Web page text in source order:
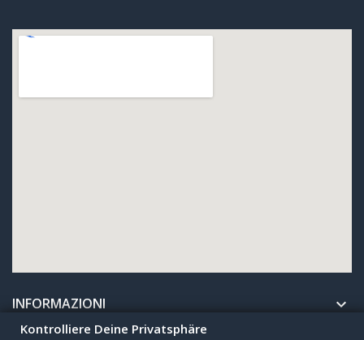
INFORMAZIONI 
Kontrolliere Deine Privatsphäre